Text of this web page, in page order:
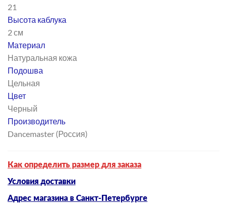
21
Высота каблука
2 см
Материал
Натуральная кожа
Подошва
Цельная
Цвет
Черный
Производитель
Dancemaster (Россия)
Как определить размер для заказа
Условия доставки
Адрес магазина в Санкт-Петербурге